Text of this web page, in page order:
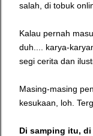
salah, di tobuk
Kalau pernah
duh.... karya-
segi cerita dan
Masing-masing
kesukaan, loh.
Di samping itu,